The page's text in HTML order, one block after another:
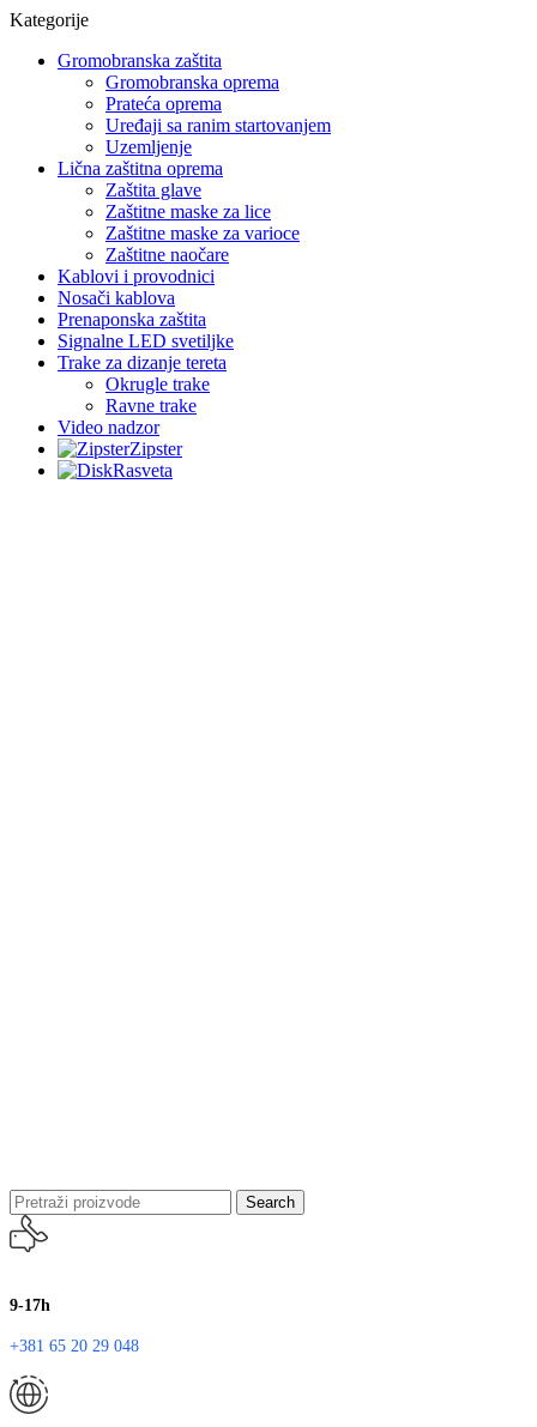
Kategorije
Gromobranska zaštita
Gromobranska oprema
Prateća oprema
Uređaji sa ranim startovanjem
Uzemljenje
Lična zaštitna oprema
Zaštita glave
Zaštitne maske za lice
Zaštitne maske za varioce
Zaštitne naočare
Kablovi i provodnici
Nosači kablova
Prenaponska zaštita
Signalne LED svetiljke
Trake za dizanje tereta
Okrugle trake
Ravne trake
Video nadzor
Zipster
Rasveta
Search
9-17h
+381 65 20 29 048